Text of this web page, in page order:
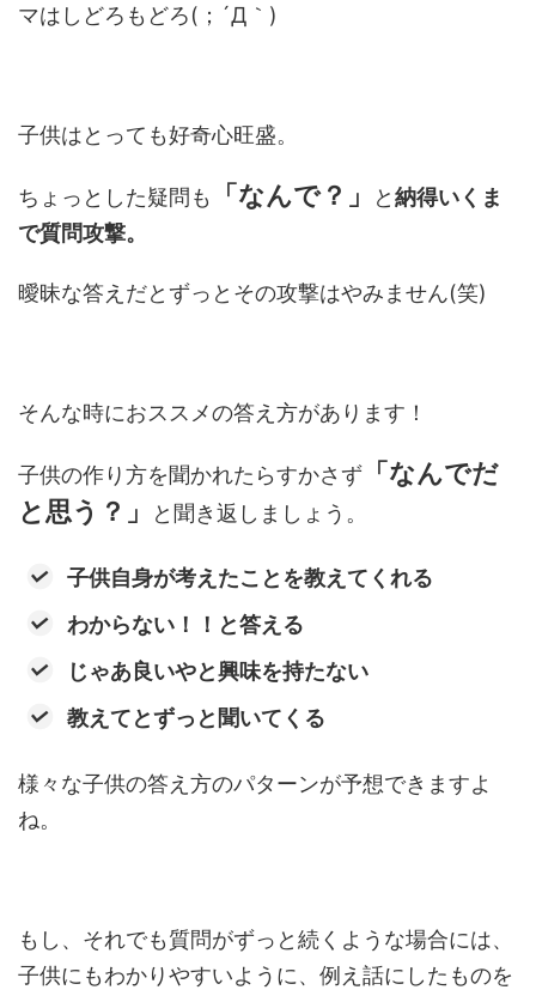
マはしどろもどろ(；´Д｀)
子供はとっても好奇心旺盛。
ちょっとした疑問も 「なんで？」 と納得いくま
で質問攻撃。
曖昧な答えだとずっとその攻撃はやみません(笑)
そんな時におススメの答え方があります！
子供の作り方を聞かれたらすかさず
「なんでだ
と思う？」
と聞き返しましょう。
子供自身が考えたことを教えてくれる
わからない！！と答える
じゃあ良いやと興味を持たない
教えてとずっと聞いてくる
様々な子供の答え方のパターンが予想できますよ
ね。
もし、それでも質問がずっと続くような場合には、
子供にもわかりやすいように、例え話にしたものを